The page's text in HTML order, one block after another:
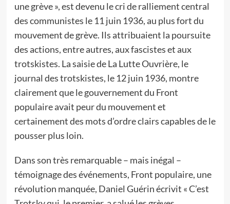
une grève », est devenu le cri de ralliement central
des communistes le 11 juin 1936, au plus fort du
mouvement de grève. Ils attribuaient la poursuite
des actions, entre autres, aux fascistes et aux
trotskistes. La saisie de La Lutte Ouvrière, le
journal des trotskistes, le 12 juin 1936, montre
clairement que le gouvernement du Front
populaire avait peur du mouvement et
certainement des mots d’ordre clairs capables de le
pousser plus loin.
Dans son très remarquable – mais inégal –
témoignage des événements, Front populaire, une
révolution manquée, Daniel Guérin écrivit « C’est